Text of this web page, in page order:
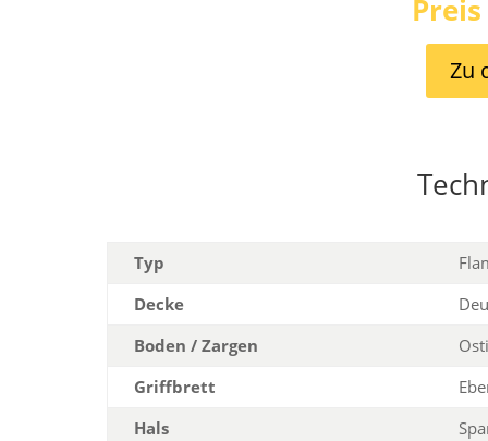
Zu
Typ
Decke
Boden / Zargen
Griffbrett
Hals